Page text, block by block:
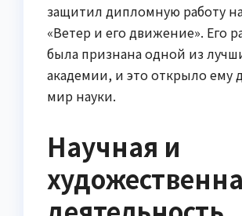
защитил дипломную работу
«Ветер и его движение». Его
была признана одной из
академии, и это открыло ему
мир науки.
Научная и